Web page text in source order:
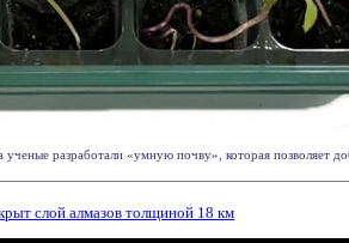
ученые разработали «умную почву», которая позволяет
слой алмазов толщиной 18 км